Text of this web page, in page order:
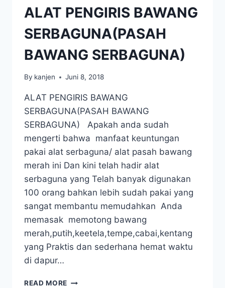
ALAT PENGIRIS BAWANG
SERBAGUNA(PASAH
BAWANG SERBAGUNA)
By kanjen Juni 8, 2018
ALAT PENGIRIS BAWANG
SERBAGUNA(PASAH BAWANG
SERBAGUNA) Apakah anda sudah
mengerti bahwa manfaat keuntungan
pakai alat serbaguna/ alat pasah bawang
merah ini Dan kini telah hadir alat
serbaguna yang Telah banyak digunakan
100 orang bahkan lebih sudah pakai yang
sangat membantu memudahkan Anda
memasak memotong bawang
merah,putih,keetela,tempe,cabai,kentang
yang Praktis dan sederhana hemat waktu
di dapur…
READ MORE